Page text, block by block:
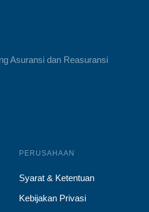
Asuransi dan Reasuransi
PERUSAHAAN
Syarat & Ketentuan
Kebijakan Privasi